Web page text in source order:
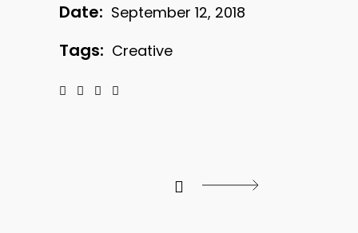
Date: September 12, 2018
Tags: Creative